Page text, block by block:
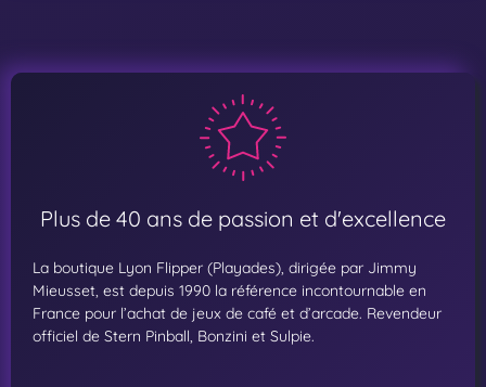
Plus de 40 ans de passion et d'excellence
La boutique Lyon Flipper (Playades), dirigée par Jimmy
Mieusset, est depuis 1990 la référence incontournable en
France pour l’achat de jeux de café et d’arcade. Revendeur
officiel de Stern Pinball, Bonzini et Sulpie.